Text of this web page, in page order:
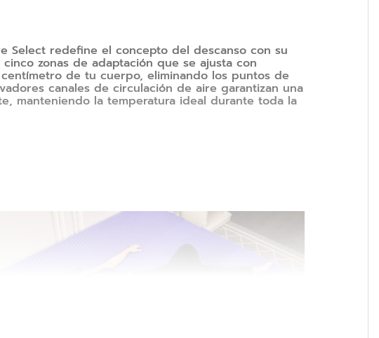
Select redefine el concepto del descanso con su
zonas de adaptación que se ajusta con
de tu cuerpo, eliminando los puntos de
canales de circulación de aire garantizan una
manteniendo la temperatura ideal durante toda la